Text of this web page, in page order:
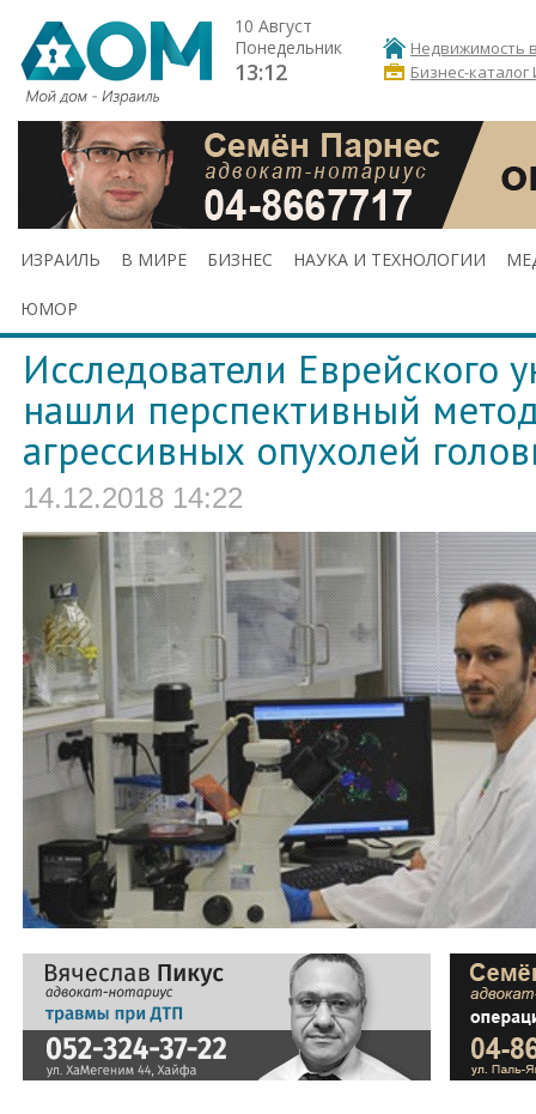
10 Август
Понедельник
13:12
Недвижимость
Бизнес-каталог
ИЗРАИЛЬ В МИРЕ БИЗНЕС НАУКА И ТЕХНОЛОГИИ
ЮМОР
Исследователи Еврейского
нашли перспективный
агрессивных опухолей
14.12.2018 14:22